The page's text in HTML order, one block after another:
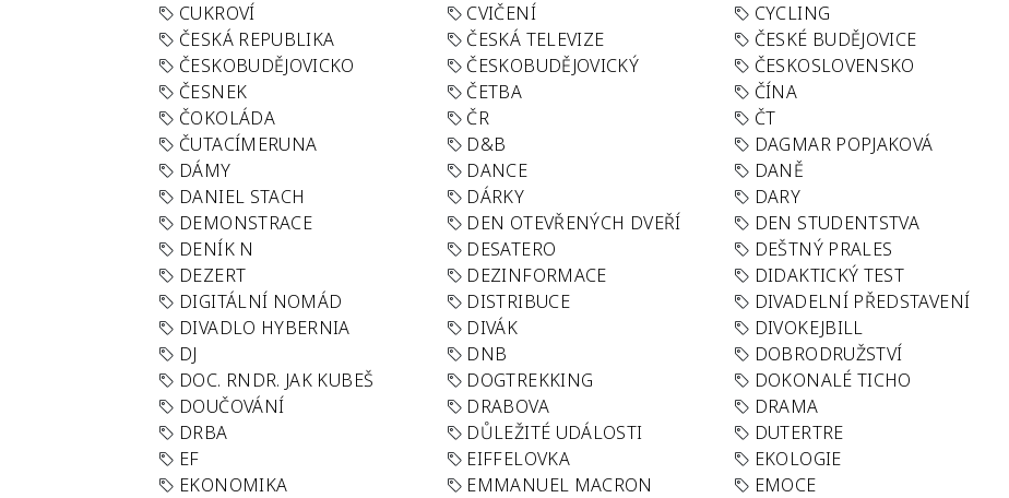
CUKROVÍ
CVIČENÍ CYCLING
ČESKÁ REPUBLIKA
ČESKÁ TELEVIZE ČESKÉ BUDĚJOVICE
ČESKOBUDĚJOVICKO
ČESKOBUDĚJOVICKÝ ČESKOSLOVENSKO
ČESNEK
ČETBA ČÍNA
ČOKOLÁDA
ČR ČT
ČUTACÍMERUNA
D&B DAGMAR POPJAKOVÁ
DÁMY
DANCE DANĚ
DANIEL STACH
DÁRKY DARY
DEMONSTRACE
DEN OTEVŘENÝCH DVEŘÍ DEN STUDENTSTVA
DENÍK N
DESATERO DEŠTNÝ PRALES
DEZERT
DEZINFORMACE DIDAKTICKÝ TEST
DIGITÁLNÍ NOMÁD
DISTRIBUCE DIVADELNÍ PŘEDSTAVENÍ
DIVADLO HYBERNIA
DIVÁK DIVOKEJBILL
DJ
DNB DOBRODRUŽSTVÍ
DOC. RNDR. JAK KUBEŠ
DOGTREKKING DOKONALÉ TICHO
DOUČOVÁNÍ
DRABOVA DRAMA
DRBA
DŮLEŽITÉ UDÁLOSTI DUTERTRE
EF
EIFFELOVKA EKOLOGIE
EKONOMIKA
EMMANUEL MACRON EMOCE